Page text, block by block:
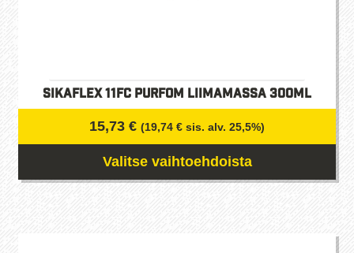
Sikaflex 11FC Purfom liimamassa 300ml
15,73 € (19,74 € sis. alv. 25,5%)
Valitse vaihtoehdoista